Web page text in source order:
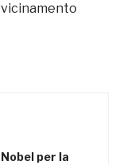
per la